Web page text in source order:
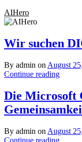
AIHero
Wir suchen
By admin on August
Continue reading
Die Microsoft
By admin on August
Continue reading